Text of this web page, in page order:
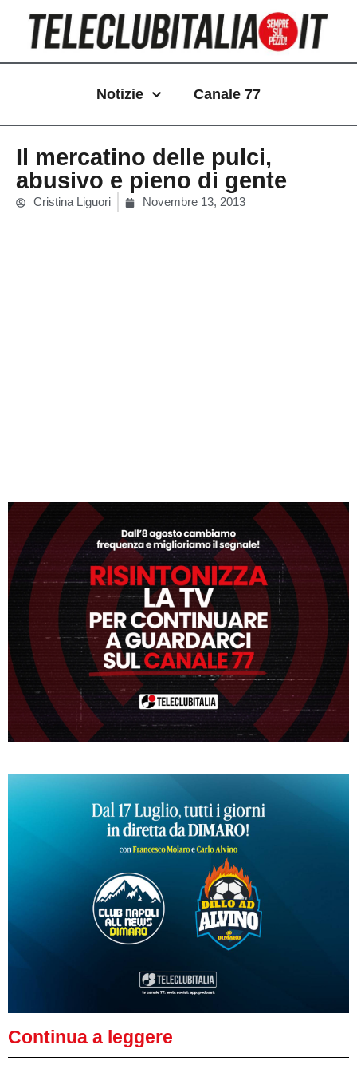
contenuto
Notizie Canale 77
Il mercatino delle pulci,
abusivo e pieno di gente
Cristina Liguori Novembre 13, 2013
Continua a leggere